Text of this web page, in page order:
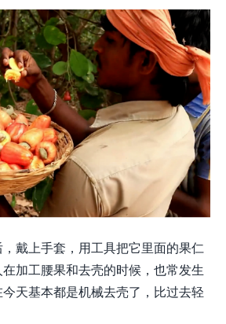
戴上手套，用工具把它里面的果仁
加工腰果和去壳的时候，也常发生
天基本都是机械去壳了，比过去轻